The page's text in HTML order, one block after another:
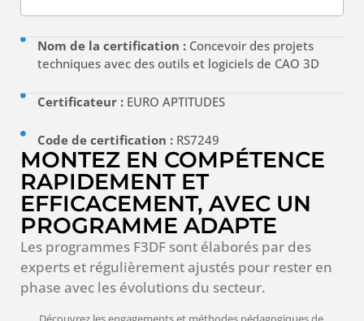
Nom de la certification : Concevoir des projets
techniques avec des outils et logiciels de CAO 3D
Certificateur : EURO APTITUDES
Code de certification : RS7249
MONTEZ EN COMPÉTENCE
RAPIDEMENT ET
EFFICACEMENT, AVEC UN
PROGRAMME ADAPTE
Les programmes F3DF sont élaborés par des
experts et régulièrement ajustés pour rester en
phase avec les évolutions du secteur.